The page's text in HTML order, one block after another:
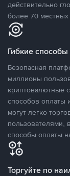
действительно
более 70 местных
Гибкие
Безопасная
миллионы
криптовалютные
способов оплаты
могут легко
способы оплаты
Торгуйте по